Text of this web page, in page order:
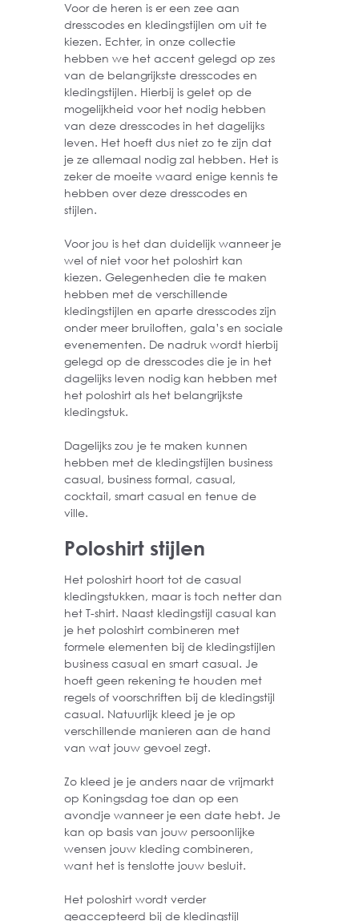
Voor de heren is er een zee aan
dresscodes en kledingstijlen om uit te
kiezen. Echter, in onze collectie
hebben we het accent gelegd op zes
van de belangrijkste dresscodes en
kledingstijlen. Hierbij is gelet op de
mogelijkheid voor het nodig hebben
van deze dresscodes in het dagelijks
leven. Het hoeft dus niet zo te zijn dat
je ze allemaal nodig zal hebben. Het is
zeker de moeite waard enige kennis te
hebben over deze dresscodes en
stijlen.
Voor jou is het dan duidelijk wanneer je
wel of niet voor het poloshirt kan
kiezen. Gelegenheden die te maken
hebben met de verschillende
kledingstijlen en aparte dresscodes zijn
onder meer bruiloften, gala’s en sociale
evenementen. De nadruk wordt hierbij
gelegd op de dresscodes die je in het
dagelijks leven nodig kan hebben met
het poloshirt als het belangrijkste
kledingstuk.
Dagelijks zou je te maken kunnen
hebben met de kledingstijlen business
casual, business formal, casual,
cocktail, smart casual en tenue de
ville.
Poloshirt stijlen
Het poloshirt hoort tot de casual
kledingstukken, maar is toch netter dan
het T-shirt. Naast kledingstijl casual kan
je het poloshirt combineren met
formele elementen bij de kledingstijlen
business casual en smart casual. Je
hoeft geen rekening te houden met
regels of voorschriften bij de kledingstijl
casual. Natuurlijk kleed je je op
verschillende manieren aan de hand
van wat jouw gevoel zegt.
Zo kleed je je anders naar de vrijmarkt
op Koningsdag toe dan op een
avondje wanneer je een date hebt. Je
kan op basis van jouw persoonlijke
wensen jouw kleding combineren,
want het is tenslotte jouw besluit.
Het poloshirt wordt verder
geaccepteerd bij de kledingstijl